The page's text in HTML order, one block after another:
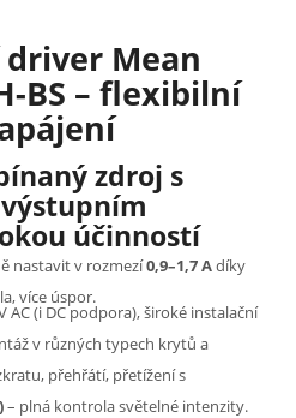
driver Mean
BS – flexibilní
zdroj s
účinností
nastavit v rozmezí0,9–1,7 Adíky
více úspor.
AC (i DC podpora), široké instalační
v různých typech krytů a
přehřátí, přetížení s
– plná kontrola světelné intenzity.